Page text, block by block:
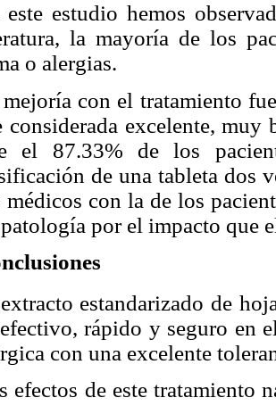
este estudio hemos
la mayoría de los
o alergias.
con el tratamiento
considerada excelente,
el 87.33% de los
de una tableta dos
médicos con la de los
por el impacto que
estandarizado de
rápido y seguro en
con una excelente
efectos de este tratamiento